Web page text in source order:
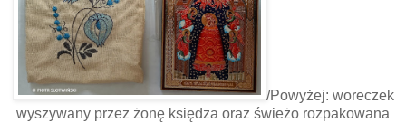
/Powyżej: woreczek
wyszywany przez żonę księdza oraz świeżo rozpakowana